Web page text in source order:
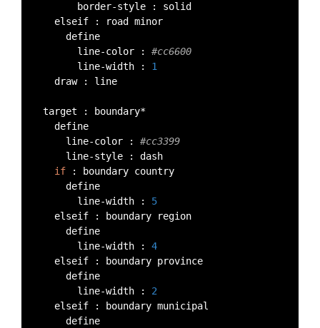
				border
-style :
solid
		elseif
:
road minor
			define
				line
-color :
#cc6600
				line
-width :
1
		draw
: line
	target
: boundary*
		define
			line
-color :
#cc3399
			line
-style :
dash
if
:
boundary country
			define
				line
-width :
5
		elseif
:
boundary region
			define
				line
-width :
4
		elseif
:
boundary province
			define
				line
-width :
2
		elseif
:
boundary municipal
			define